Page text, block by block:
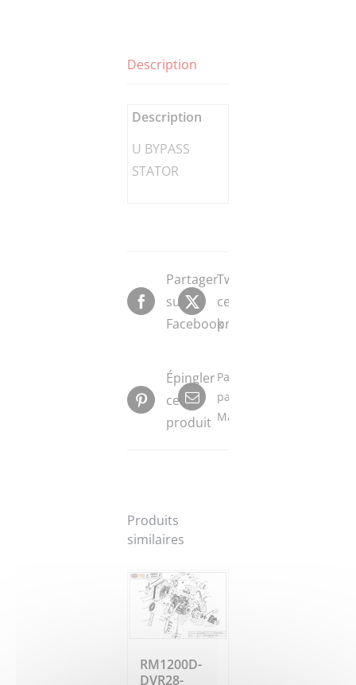
Description
Description
U BYPASS
STATOR
Partager
sur
Facebook
Tweeter
ce
produit
Épingler
ce
produit
Partager
par
Mail
Produits
similaires
RM1200D-
DVR28-